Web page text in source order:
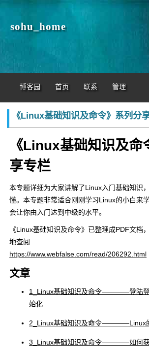
sohu_home
博客园 首页 联系 管理
《Linux基础知识及命令》系列分
《Linux基础知识及命
享专栏
本专题详细为大家讲解了Linux入门基础知识
懂。本专题非常适合刚刚学习Linux的小白来
会让你由入门达到中级的水平。
《Linux基础知识及命令》已整理成PDF文档
地查阅
https://www.webfalse.com/read/206292.html
文章
1_Linux基础知识及命令――――登陆登
始化
2_Linux基础知识及命令――――Linux
3_Linux基础知识及命令――――如何